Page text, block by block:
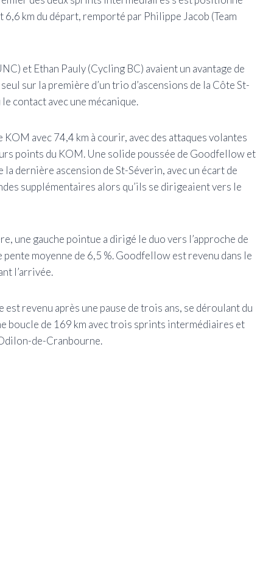
6,6 km du départ, remporté par Philippe Jacob (Team
et Ethan Pauly (Cycling BC) avaient un avantage de
sur la première d’un trio d’ascensions de la Côte St-
contact avec une mécanique.
KOM avec 74,4 km à courir, avec des attaques volantes
points du KOM. Une solide poussée de Goodfellow et
dernière ascension de St-Séverin, avec un écart de
supplémentaires alors qu’ils se dirigeaient vers le
une gauche pointue a dirigé le duo vers l’approche de
pente moyenne de 6,5 %. Goodfellow est revenu dans le
l’arrivée.
revenu après une pause de trois ans, se déroulant du
boucle de 169 km avec trois sprints intermédiaires et
de-Cranbourne.